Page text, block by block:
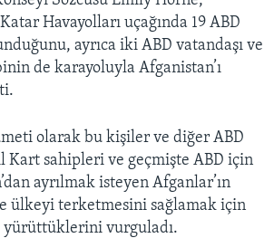
Havayolları uçağında 19 ABD
ayrıca iki ABD vatandaşı ve
de karayoluyla Afganistan’ı
olarak bu kişiler ve diğer ABD
Kart sahipleri ve geçmişte ABD için
ayrılmak isteyen Afganlar’ın
ülkeyi terketmesini sağlamak için
yürüttüklerini vurguladı.